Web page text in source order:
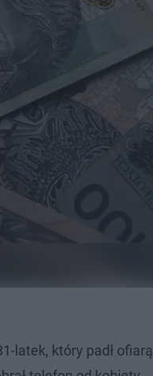
latek, który padł ofiarą